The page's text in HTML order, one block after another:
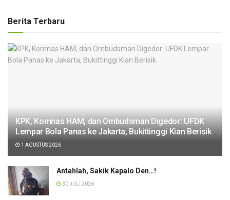
Berita Terbaru
KPK, Komnas HAM, dan Ombudsman Digedor: UFDK
Lempar Bola Panas ke Jakarta, Bukittinggi Kian Berisik
1 AGUSTUS 2026
Antahlah, Sakik Kapalo Den…!
30 JULI 2026